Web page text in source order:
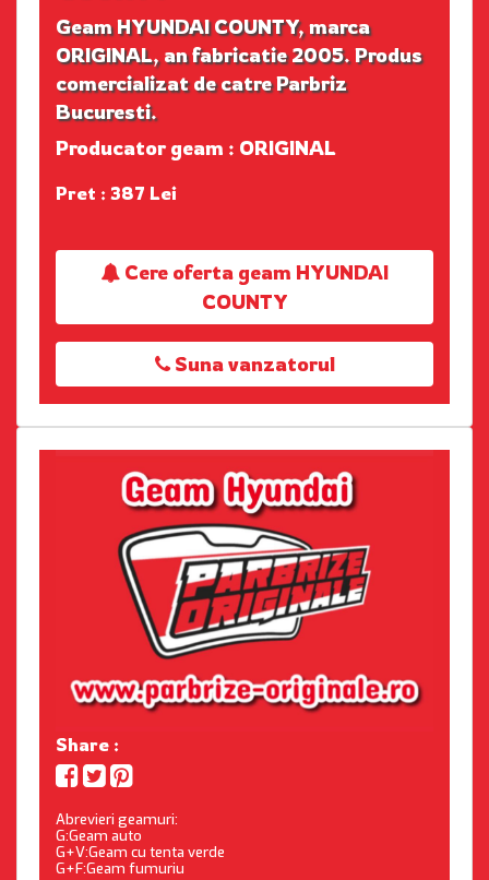
Geam HYUNDAI COUNTY, marca
ORIGINAL, an fabricatie 2005. Produs
comercializat de catre Parbriz
Bucuresti.
Producator geam : ORIGINAL
Pret : 387 Lei
Cere oferta geam HYUNDAI
COUNTY
Suna vanzatorul
Share :
Abrevieri geamuri:
G:Geam auto
G+V:Geam cu tenta verde
G+F:Geam fumuriu